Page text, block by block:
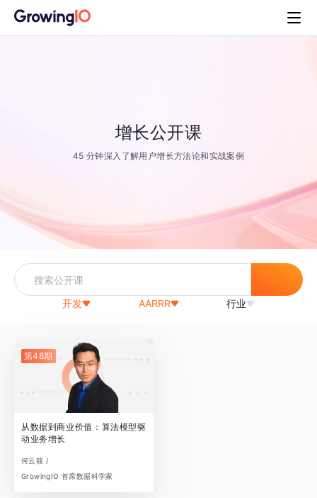
增长公开课
45 分钟深入了解用户增长方法论和实战案例
开发 AARRR 行业
第48期
从数据到商业价值：算法模型驱
动业务增长
何云筱 /
GrowingIO 首席数据科学家